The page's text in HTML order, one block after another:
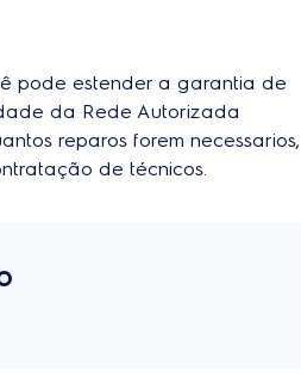
pode estender a garantia de
da Rede Autorizada
reparos forem necessarios,
de técnicos.